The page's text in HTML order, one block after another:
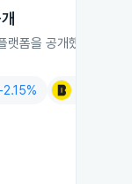
랫폼을 공개했습니다.
-2.15%